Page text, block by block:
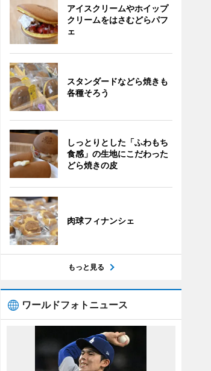
アイスクリームやホイップ
クリームをはさむどらパフ
ェ
スタンダードなどら焼きも
各種そろう
しっとりとした「ふわもち
食感」の生地にこだわった
どら焼きの皮
肉球フィナンシェ
もっと見る
ワールドフォトニュース